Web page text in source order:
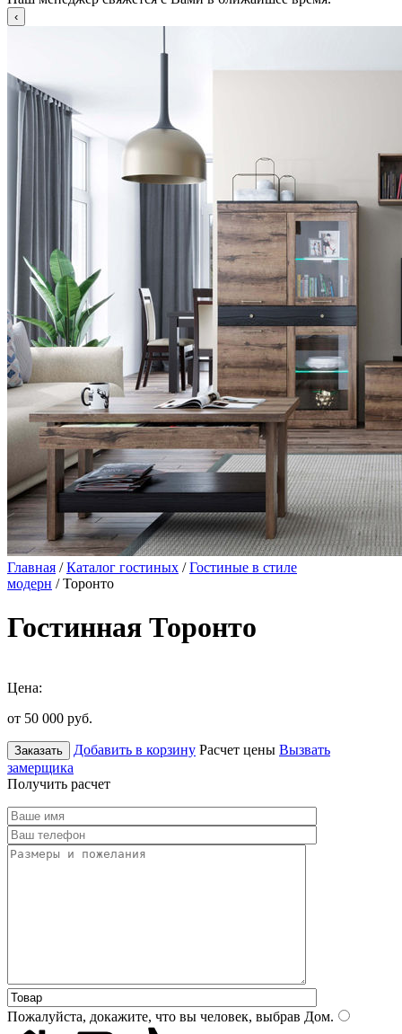
Главная /Каталог гостиных /Гостиные в стиле
модерн / Торонто
Гостинная Торонто
Цена:
от 50 000 руб.
Заказать Добавить в корзину Расчет цены Вызвать
замерщика
Получить расчет
Пожалуйста, докажите, что вы человек, выбрав Дом.